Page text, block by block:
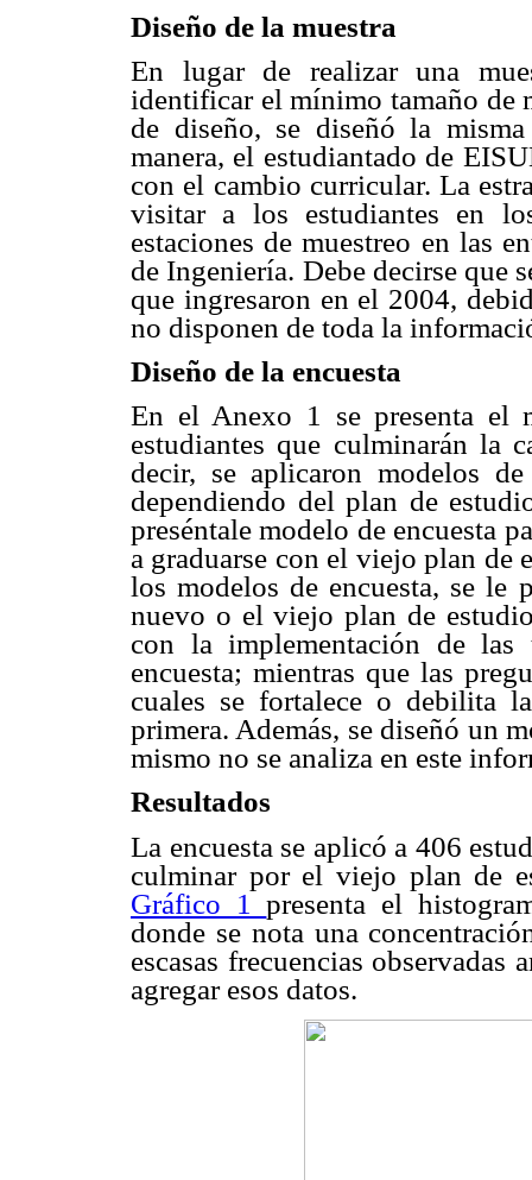
Diseño de la muestra
En lugar de realizar una
identificar el mínimo tamaño de
de diseño, se diseñó la
manera, el estudiantado de
con el cambio curricular. La
visitar a los estudiantes en
estaciones de muestreo en las
de Ingeniería. Debe decirse que
que ingresaron en el 2004,
no disponen de toda la
Diseño de la encuesta
En el Anexo 1 se presenta el
estudiantes que culminarán la
decir, se aplicaron modelos
dependiendo del plan de
preséntale modelo de encuesta
a graduarse con el viejo plan de
los modelos de encuesta, se le
nuevo o el viejo plan de
con la implementación de
encuesta; mientras que las
cuales se fortalece o debilita
primera. Además, se diseñó un
mismo no se analiza en este
Resultados
La encuesta se aplicó a 406
culminar por el viejo plan de
Gráfico 1presenta el
donde se nota una
escasas frecuencias
agregar esos datos.